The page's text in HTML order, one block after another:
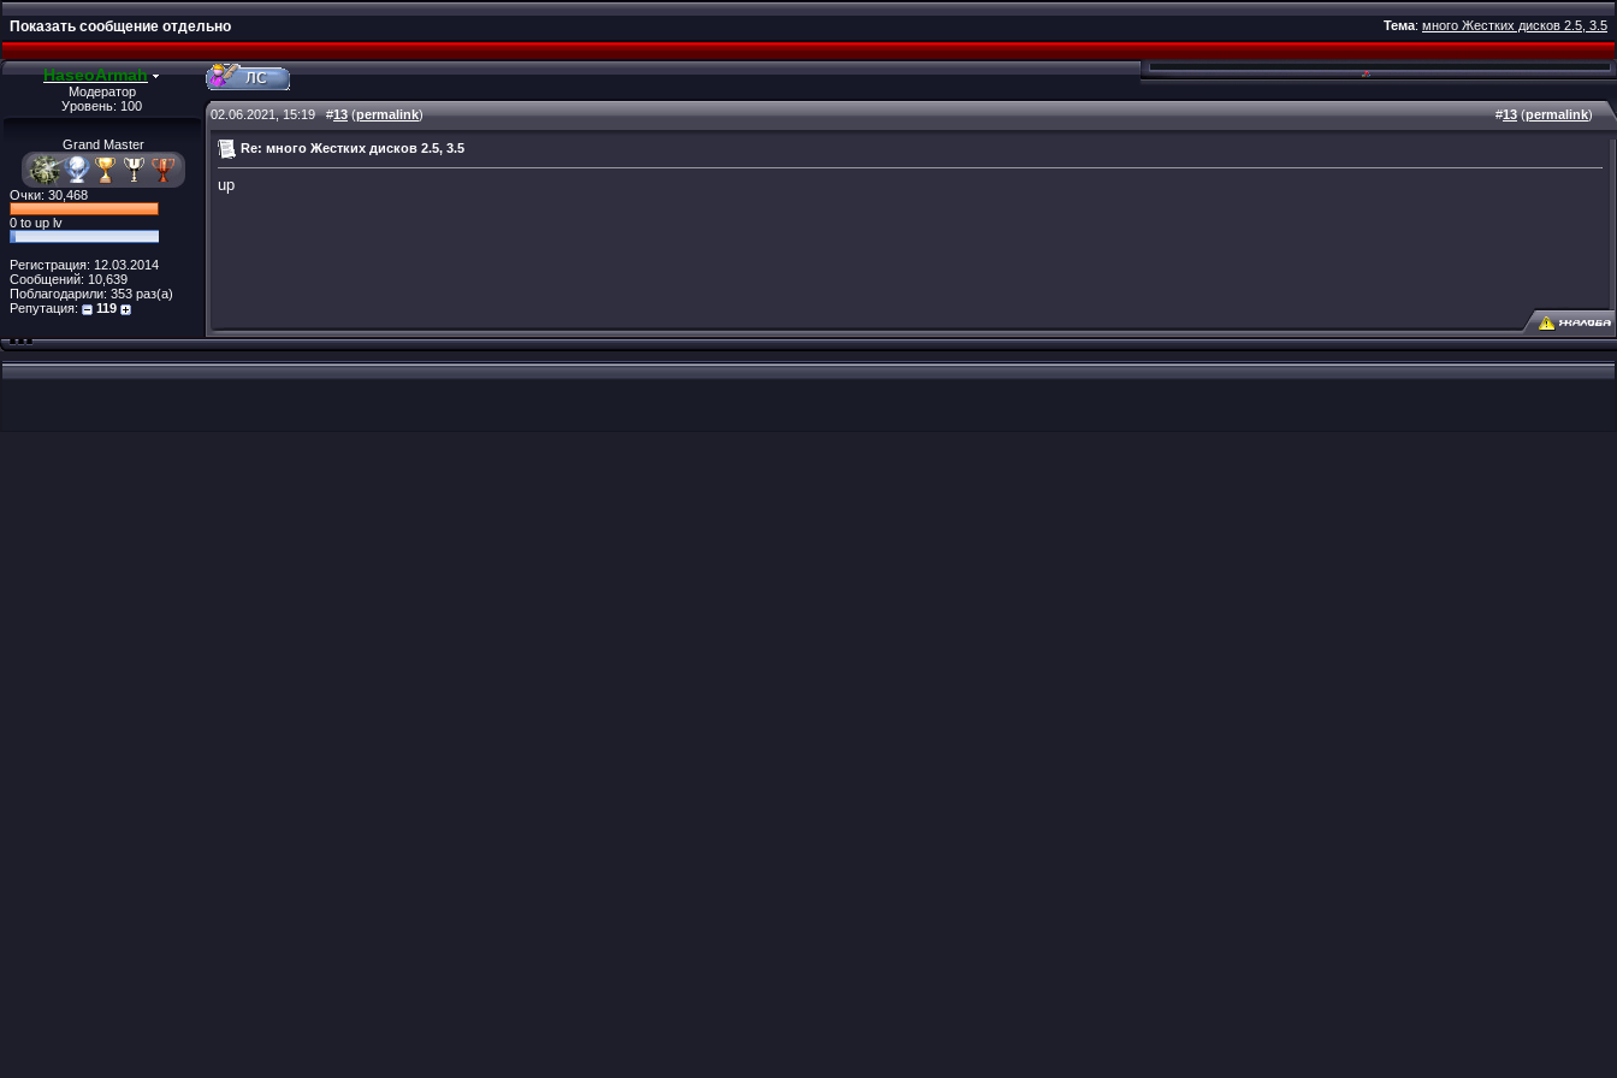
Тема: много Жестких дисков 2.5, 3.5
Показать сообщение отдельно
HaseoArmah
Модератор
Уровень: 100
Grand Master
Очки: 30,468
0 to up lv
Регистрация: 12.03.2014
Сообщений: 10,639
Поблагодарили: 353 раз(а)
Репутация:
119
#13(permalink)
02.06.2021, 15:19#13(permalink)
Re: много Жестких дисков 2.5, 3.5
up